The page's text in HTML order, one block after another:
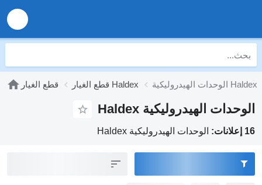
قطع الغيار قطع الغيار Haldex الوحدات الهيدروليكية Haldex
الوحدات الهيدروليكية Haldex
16 إعلانات: الوحدات الهيدروليكية Haldex